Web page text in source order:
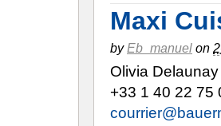
Maxi
by Eb_manuel on
Olivia Delaunay
+33 1 40 22 75